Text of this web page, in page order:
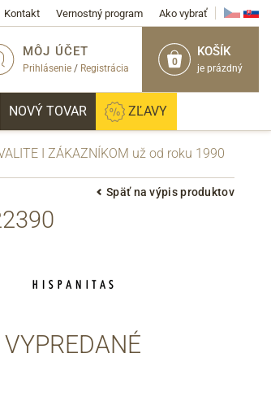
Kontakt Vernostný program Ako vybrať
0
KOŠÍK
je prázdný
MÔJ ÚČET
Prihlásenie / Registrácia
NOVÝ TOVAR ZĽAVY
I ZÁKAZNÍKOM už od roku 1990
Späť na výpis produktov
VYPREDANÉ